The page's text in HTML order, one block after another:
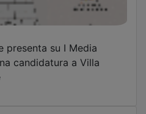
presenta su I Media
candidatura a Villa